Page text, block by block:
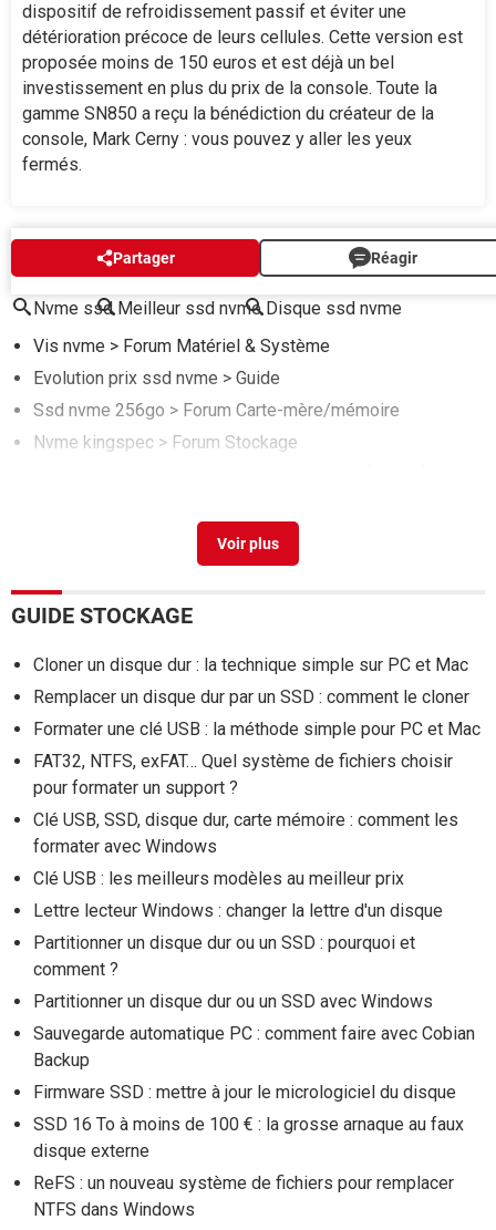
dispositif de refroidissement passif et éviter une
détérioration précoce de leurs cellules. Cette version est
proposée moins de 150 euros et est déjà un bel
investissement en plus du prix de la console. Toute la
gamme SN850 a reçu la bénédiction du créateur de la
console, Mark Cerny : vous pouvez y aller les yeux
fermés.
Partager Réagir
AUTOUR DU MÊME SUJET
Nvme ssd Meilleur ssd nvme Disque ssd nvme
Vis nvme > Forum Matériel & Système
Evolution prix ssd nvme > Guide
Ssd nvme 256go > Forum Carte-mère/mémoire
Nvme kingspec > Forum Stockage
GUIDE STOCKAGE
Cloner un disque dur : la technique simple sur PC et Mac
Remplacer un disque dur par un SSD : comment le cloner
Formater une clé USB : la méthode simple pour PC et Mac
FAT32, NTFS, exFAT… Quel système de fichiers choisir
pour formater un support ?
Clé USB, SSD, disque dur, carte mémoire : comment les
formater avec Windows
Clé USB : les meilleurs modèles au meilleur prix
Lettre lecteur Windows : changer la lettre d'un disque
Partitionner un disque dur ou un SSD : pourquoi et
comment ?
Partitionner un disque dur ou un SSD avec Windows
Sauvegarde automatique PC : comment faire avec Cobian
Backup
Firmware SSD : mettre à jour le micrologiciel du disque
SSD 16 To à moins de 100 € : la grosse arnaque au faux
disque externe
ReFS : un nouveau système de fichiers pour remplacer
NTFS dans Windows